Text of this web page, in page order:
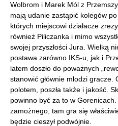
Wolbrom i Marek Mól z
mają udanie zastąpić kolegów
których miejscowi działacze
również Piliczanka i mimo
swojej przyszłości Jura. Wielką
postawa zarówno IKS-u, jak i
latem doszło do poważnych
stanowić głównie młodzi gracze.
polotem, poszła także i jakość.
powinno być za to w
zamożnego, tam gra się
będzie cieszył podwójnie.